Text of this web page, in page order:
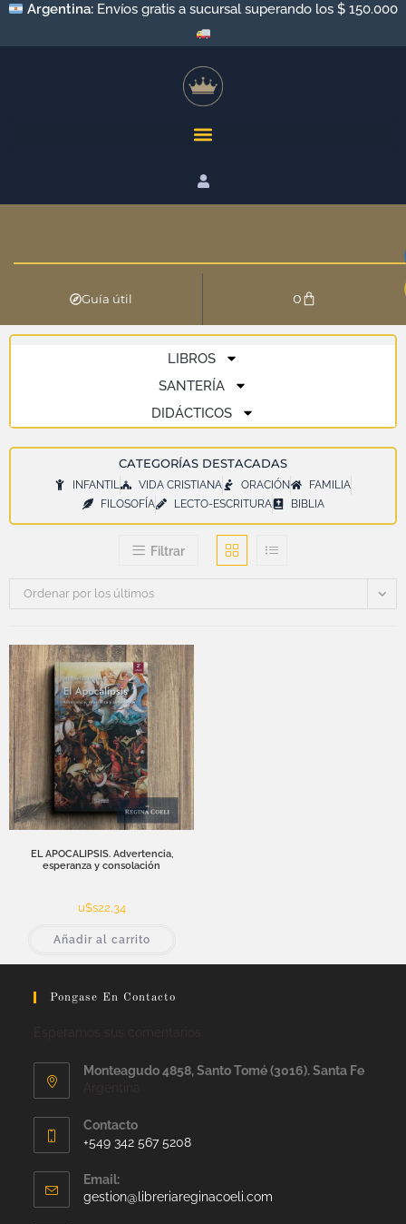
Argentina: Envíos gratis a sucursal superando los $ 150.000
Guía útil 0
LIBROS
SANTERÍA
DIDÁCTICOS
CATEGORÍAS DESTACADAS
INFANTIL VIDA CRISTIANA ORACIÓN
FAMILIA
FILOSOFÍA
LECTO-ESCRITURA BIBLIA
Filtrar
Ordenar por los últimos
EL APOCALIPSIS. Advertencia,
esperanza y consolación
u$s22,34
Añadir al carrito
Pongase En Contacto
Monteagudo 4858, Santo Tomé (3016). Santa Fe
Contacto
+549 342 567 5208
Email:
gestion@libreriareginacoeli.com